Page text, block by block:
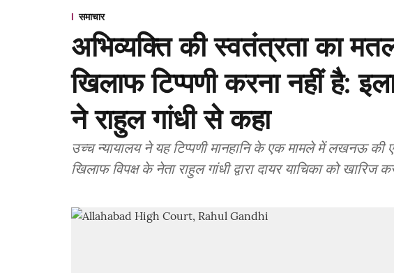
समाचार
अभिव्यक्ति की स्वतंत्रता का
खिलाफ टिप्पणी करना नहीं है:
ने राहुल गांधी से कहा
उच्च न्यायालय ने यह टिप्पणी मानहानि के एक मामले में लखनऊ की
खिलाफ विपक्ष के नेता राहुल गांधी द्वारा दायर याचिका को खारिज